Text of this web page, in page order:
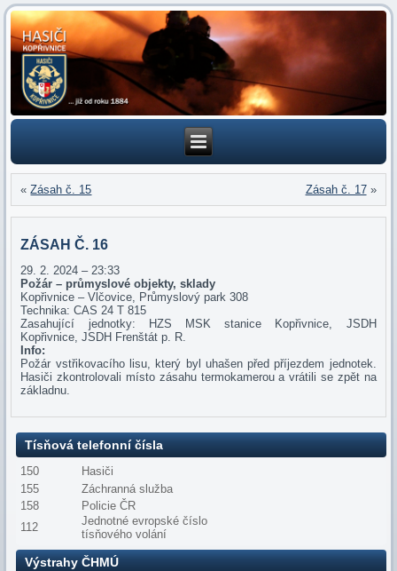
«Zásah č. 15 Zásah č. 17»
ZÁSAH Č. 16
29. 2. 2024 – 23:33
Požár – průmyslové objekty, sklady
Kopřivnice – Vlčovice, Průmyslový park 308
Technika: CAS 24 T 815
Zasahující jednotky: HZS MSK stanice Kopřivnice, JSDH
Kopřivnice, JSDH Frenštát p. R.
Info:
Požár vstřikovacího lisu, který byl uhašen před příjezdem jednotek.
Hasiči zkontrolovali místo zásahu termokamerou a vrátili se zpět na
základnu.
Tísňová telefonní čísla
150
Hasiči
155
Záchranná služba
158
Policie ČR
112
Jednotné evropské číslo
tísňového volání
Výstrahy ČHMÚ